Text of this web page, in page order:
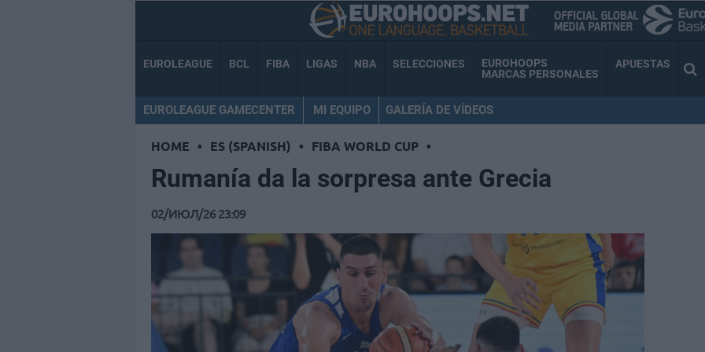
EUROLEAGUE BCL FIBA LIGAS NBA SELECCIONES
EUROHOOPS
MARCAS PERSONALES
APUESTAS
EUROLEAGUE GAMECENTER MI EQUIPO GALERÍA DE VÍDEOS
HOME • ES (SPANISH) • FIBA WORLD CUP •
Rumanía da la sorpresa ante Grecia
02/ИЮЛ/26 23:09